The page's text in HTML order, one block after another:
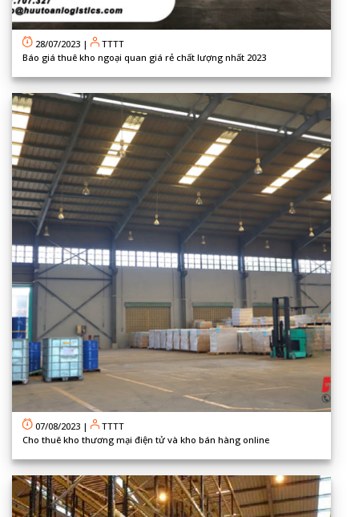
28/07/2023 |
TTTT
Báo giá thuê kho ngoại quan giá rẻ chất lượng nhất 2023
07/08/2023 |
TTTT
Cho thuê kho thương mại điện tử và kho bán hàng online